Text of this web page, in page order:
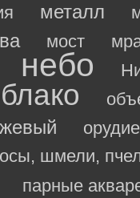
металл
мост
небо
орудие
осы, шмели,
парные